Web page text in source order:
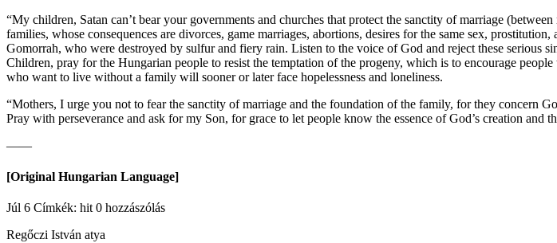
“My children, Satan can’t bear your governments and churches that protect the sanctity of marriage
families, whose consequences are divorces, game marriages, abortions, desires for the same sex,
Gomorrah, who were destroyed by sulfur and fiery rain. Listen to the voice of God and reject these
Children, pray for the Hungarian people to resist the temptation of the progeny, which is to encourage
who want to live without a family will sooner or later face hopelessness and loneliness.
“Mothers, I urge you not to fear the sanctity of marriage and the foundation of the family, for they concern
Pray with perseverance and ask for my Son, for grace to let people know the essence of God’s creation and
——
[Original Hungarian Language]
Júl 6 Címkék: hit 0 hozzászólás
Regőczi István atya